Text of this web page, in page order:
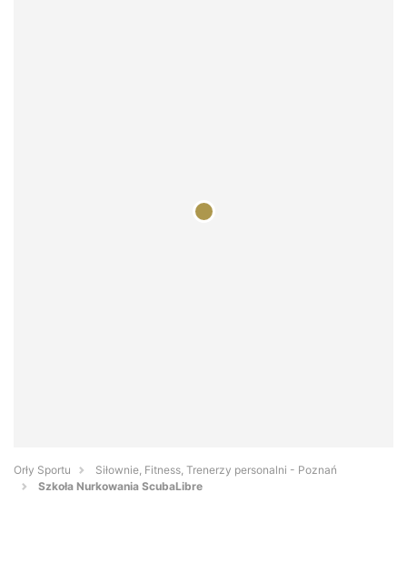
Orły Sportu
Siłownie, Fitness, Trenerzy personalni - Poznań
Szkoła Nurkowania ScubaLibre